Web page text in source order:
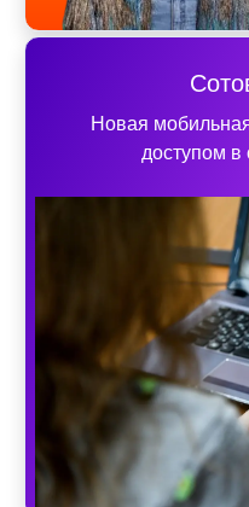
Новая
доступом в